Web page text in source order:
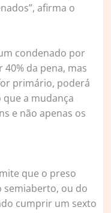
afirma o
condenado por
da pena, mas
primário, poderá
a mudança
e não apenas os
que o preso
semiaberto, ou do
cumprir um sexto